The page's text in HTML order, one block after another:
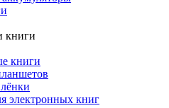
книги
книги
электронных книг